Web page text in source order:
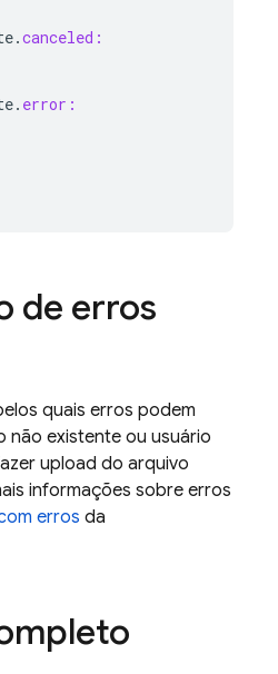
.canceled:
. error:
de erros
quais erros podem
não existente ou usuário
upload do arquivo
informações sobre erros
erros da